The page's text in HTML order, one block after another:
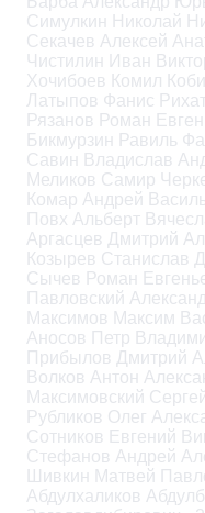
Симулкин Николай
Секачев Алексей
Чистилин Иван
Хочибоев Комил
Латыпов Фанис
Рязанов Роман
Бикмурзин Равиль
Савин Владислав
Меликов Самир
Комар Андрей
Повх Альберт
Аргасцев Дмитрий
Козырев Станислав
Сычев Роман
Павловский
Максимов Максим
Аносов Петр
Прибылов Дмитрий
Волков Антон
Максимовский
Рубликов Олег
Сотников Евгений
Стефанов Андрей
Шивкин Матвей
Абдулхаликов